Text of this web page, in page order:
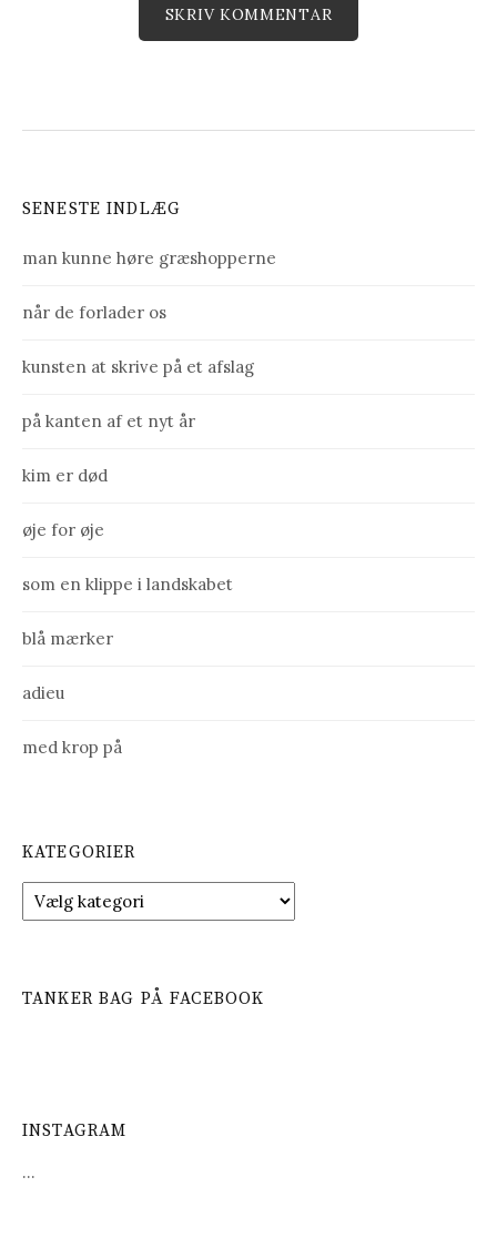
SENESTE INDLÆG
man kunne høre græshopperne
når de forlader os
kunsten at skrive på et afslag
på kanten af et nyt år
kim er død
øje for øje
som en klippe i landskabet
blå mærker
adieu
med krop på
KATEGORIER
a
g
TANKER BAG PÅ FACEBOOK
INSTAGRAM
…